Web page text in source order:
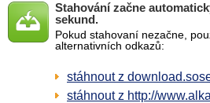
Stahování začne
sekund.
Pokud stahovaní nezačne,
alternativních odkazů:
stáhnout z
stáhnout z http://